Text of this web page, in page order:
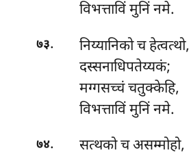
विभत्ताविं मुनिं नमे.
७३. निय्यानिकोच हेत्वत्थो,
दस्सनाधिपतेय्यकं;
मग्गसच्चं चतुक्केहि,
विभत्ताविं मुनिं नमे.
७४. सत्थकोच असम्मोहो,